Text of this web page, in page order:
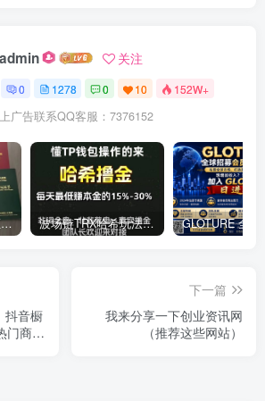
admin 关注
0 1278 0 10 152W+
上广告联系QQ客服：7376152
代办毕业证、结婚证、房产证、不动产权证书、离婚证、中专/大专/高中 ​波场链TRX哈希玩法深度解析：低门槛也能实现稳定回报的新思路
抖音橱
门商品
下一篇
我来分享一下创业资讯网
（推荐这些网站）